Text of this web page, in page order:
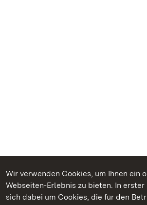
Wir verwenden Cookies, um Ihnen ein
Webseiten-Erlebnis zu bieten. In
sich dabei um Cookies, die für den
Kommen. Staunen. Genießen.